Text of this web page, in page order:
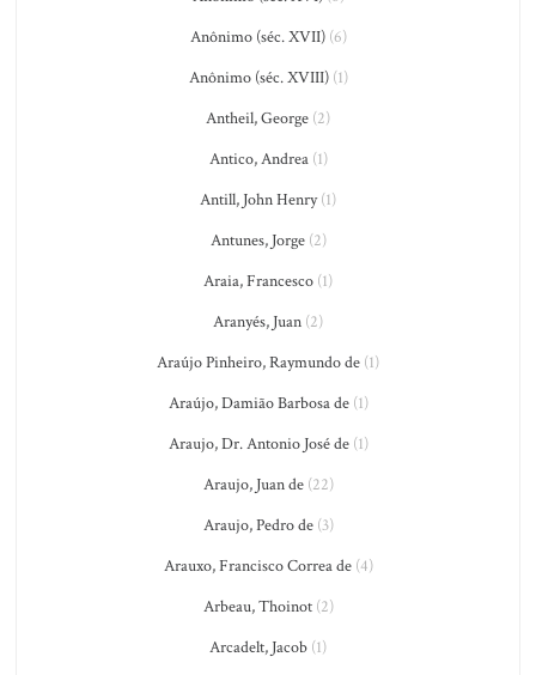
Anônimo (séc. XVII)(6)
Anônimo (séc. XVIII)(1)
Antheil, George (2)
Antico, Andrea(1)
Antill, John Henry(1)
Antunes, Jorge(2)
Araia, Francesco (1)
Aranyés, Juan (2)
Araújo Pinheiro, Raymundo de (1)
Araújo, Damião Barbosa de(1)
Araujo, Dr. Antonio José de(1)
Araujo, Juan de(22)
Araujo, Pedro de(3)
Arauxo, Francisco Correa de(4)
Arbeau, Thoinot(2)
Arcadelt, Jacob (1)